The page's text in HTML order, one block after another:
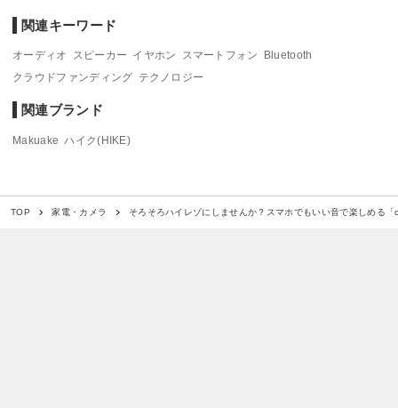
関連キーワード
オーディオ スピーカー イヤホン スマートフォン
Bluetooth
クラウドファンディング テクノロジー
関連ブランド
Makuake ハイク(HIKE)
TOP 家電・カメラ そろそろハイレゾにしませんか？スマホでもいい音で楽しめる